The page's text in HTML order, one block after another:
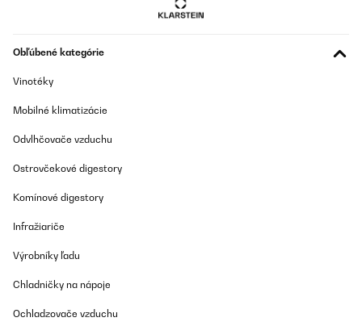
Obľúbené kategórie
Vinotéky
Mobilné klimatizácie
Odvlhčovače vzduchu
Ostrovčekové digestory
Komínové digestory
Infražiariče
Výrobníky ľadu
Chladničky na nápoje
Ochladzovače vzduchu